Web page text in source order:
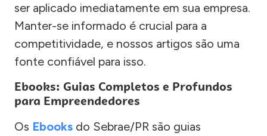
ser aplicado imediatamente em sua empresa.
Manter-se informado é crucial para a
competitividade, e nossos artigos são uma
fonte confiável para isso.
Ebooks: Guias Completos e Profundos
para Empreendedores
Os Ebooks do Sebrae/PR são guias